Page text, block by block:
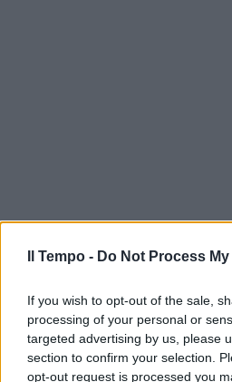
Il Tempo - Do Not Process
If you wish to opt-out of the sale,
processing of your personal or
targeted advertising by us, please
section to confirm your selection.
opt-out request is processed you